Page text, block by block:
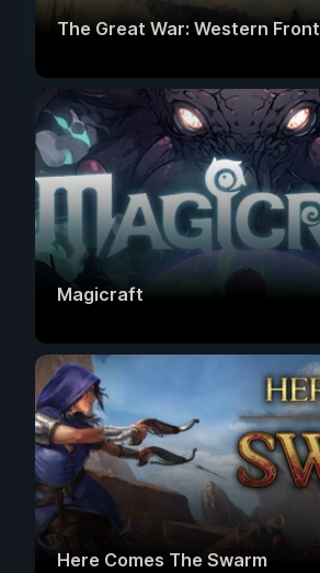
The Great War: Western Front
Magicraft
Here Comes The Swarm